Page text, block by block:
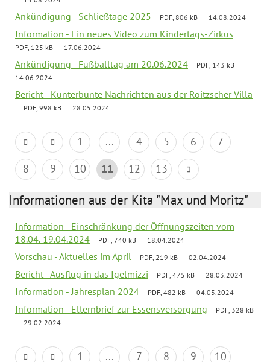
Ankündigung - Schließtage 2025 PDF, 806 kB 14.08.2024
Information - Ein neues Video zum Kindertags-Zirkus
PDF, 125 kB 17.06.2024
Ankündigung - Fußballtag am 20.06.2024
PDF, 143 kB
14.06.2024
Bericht - Kunterbunte Nachrichten aus der Roitzscher Villa
PDF, 998 kB 28.05.2024
1 ... 4 5 6
7
8
9 10 11 12 13
Informationen aus der Kita "Max und Moritz"
Information - Einschränkung der Öffnungszeiten vom
18.04.-19.04.2024
PDF, 740 kB 18.04.2024
Vorschau - Aktuelles im April PDF, 219 kB 02.04.2024
Bericht - Ausflug in das Igelmizzi PDF, 475 kB 28.03.2024
Information - Jahresplan 2024 PDF, 482 kB 04.03.2024
Information - Elternbrief zur Essensversorgung
PDF, 328 kB
29.02.2024
1 ... 7 8 9
10